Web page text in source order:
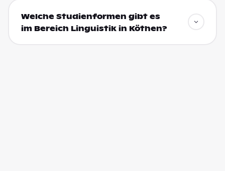
Welche Studienformen gibt es
im Bereich Linguistik in Köthen?